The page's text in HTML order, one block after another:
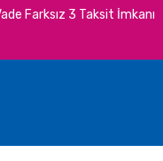
Farksız 3 Taksit İmkanı